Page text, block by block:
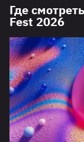
Где
Fest 2026